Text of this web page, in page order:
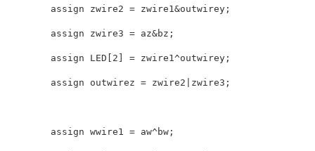
        assign zwire2 = zwire1&outwirey;
        assign zwire3 = az&bz;
        assign LED[2] = zwire1^outwirey;
        assign outwirez = zwire2|zwire3;
        assign wwire1 = aw^bw;